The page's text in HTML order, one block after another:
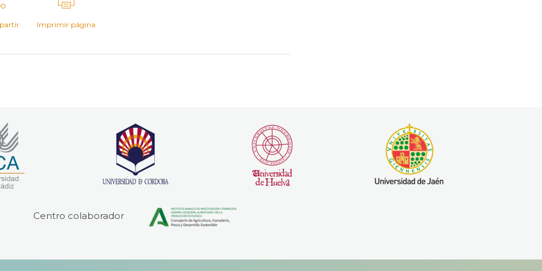
Imprimir página
Centro colaborador